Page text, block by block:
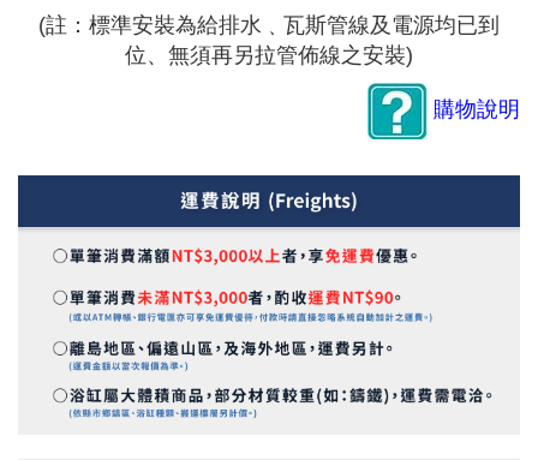
(註：標準安裝為給排水﹑瓦斯管線及電源均已到
位、無須再另拉管佈線之安裝)
購物說明